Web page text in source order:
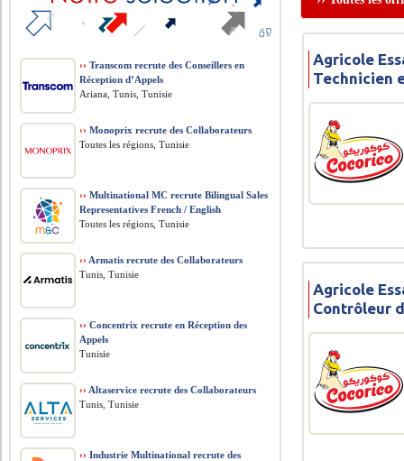
Agricole
Technicien
Agricole
Contrôleur
›› Transcom recrute des Conseillers en
Réception d’Appels
Ariana, Tunis, Tunisie
›› Monoprix recrute des Collaborateurs
Toutes les régions, Tunisie
›› Multinational MC recrute Bilingual Sales
Representatives French / English
Toutes les régions, Tunisie
›› Armatis recrute des Collaborateurs
Tunis, Tunisie
›› Concentrix recrute en Réception des
Appels
Tunisie
›› Altaservice recrute des Collaborateurs
Tunis, Tunisie
›› Industrie Multinational recrute des